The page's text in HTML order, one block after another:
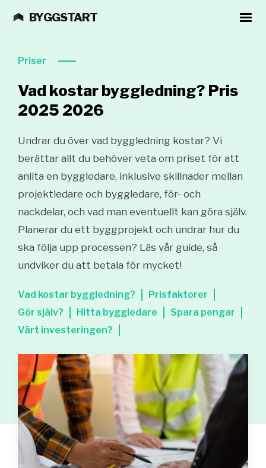
BYGGSTART
Priser
Vad kostar byggledning? Pris
2025 2026
Undrar du över vad byggledning kostar? Vi
berättar allt du behöver veta om priset för att
anlita en byggledare, inklusive skillnader mellan
projektledare och byggledare, för- och
nackdelar, och vad man eventuellt kan göra själv.
Planerar du ett byggprojekt och undrar hur du
ska följa upp processen? Läs vår guide, så
undviker du att betala för mycket!
Vad kostar byggledning?
Prisfaktorer
Gör själv?
Hitta byggledare
Spara pengar
Värt investeringen?